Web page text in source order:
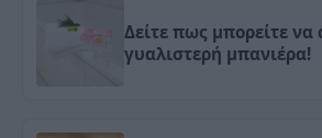
Δείτε πως μπορείτε να
γυαλιστερή μπανιέρα!